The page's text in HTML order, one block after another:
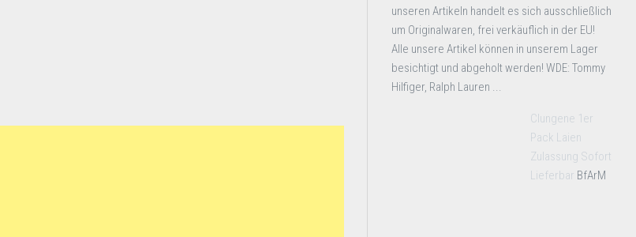
unseren Artikeln handelt es sich ausschließlich
um Originalwaren, frei verkäuflich in der EU!
Alle unsere Artikel können in unserem Lager
besichtigt und abgeholt werden! WDE: Tommy
Hilfiger, Ralph Lauren ...
Clungene 1er
Pack Laien
Zulassung Sofort
Lieferbar BfArM